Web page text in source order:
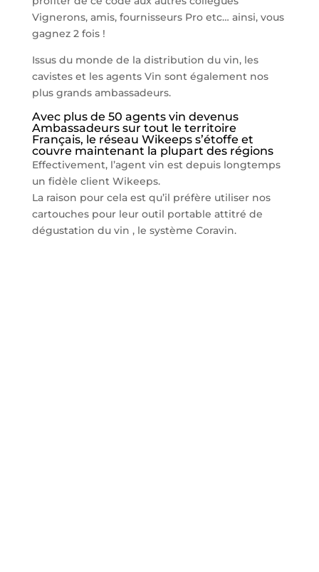
Vignerons, amis, fournisseurs Pro etc… ainsi, vous
gagnez 2 fois !
Issus du monde de la distribution du vin, les
cavistes et les agents Vin sont également nos
plus grands ambassadeurs.
Avec plus de 50 agents vin devenus
Ambassadeurs sur tout le territoire
Français, le réseau Wikeeps s’étoffe et
couvre maintenant la plupart des régions
Effectivement, l’agent vin est depuis longtemps
un fidèle client Wikeeps.
La raison pour cela est qu’il préfère utiliser nos
cartouches pour leur outil portable attitré de
dégustation du vin , le système Coravin.